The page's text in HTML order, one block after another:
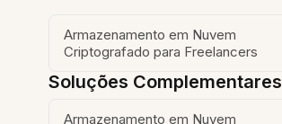
Armazenamento em Nuvem
Criptografado para Freelancers
Soluções Complementares
Armazenamento em Nuvem